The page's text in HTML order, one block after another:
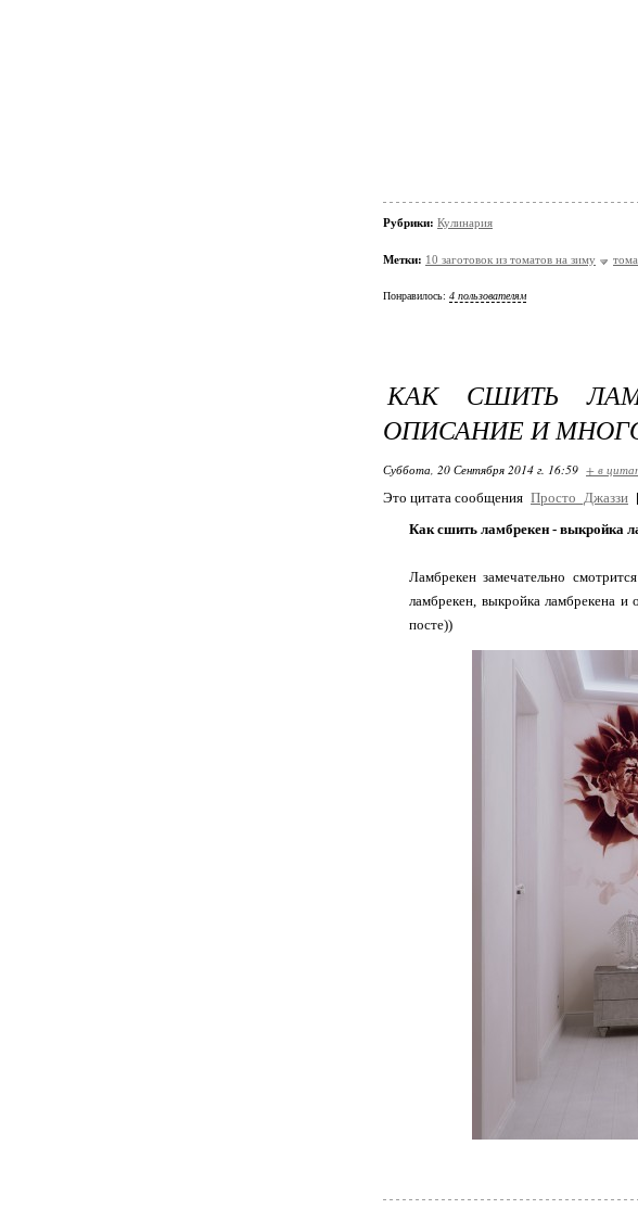
Рубрики: Кулинария
Метки: 10 заготовок из томатов на зиму
Понравилось: 4 пользователям
КАК СШИТЬ
ОПИСАНИЕ И
Суббота, 20 Сентября 2014 г. 16:59 + в
Это цитата сообщения Просто_Джаззи
Как сшить ламбрекен - выкройка
Ламбрекен замечательно
ламбрекен, выкройка ламбрекена
посте))